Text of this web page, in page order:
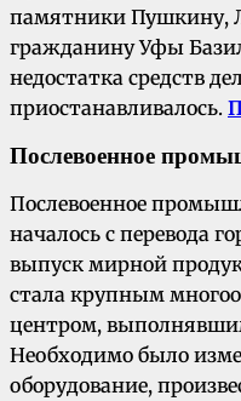
памятники Пушкину,
гражданину Уфы
недостатка средств
приостанавливалось.
Послевоенное
Послевоенное
началось с перевода
выпуск мирной
стала крупным
центром,
Необходимо было
оборудование,